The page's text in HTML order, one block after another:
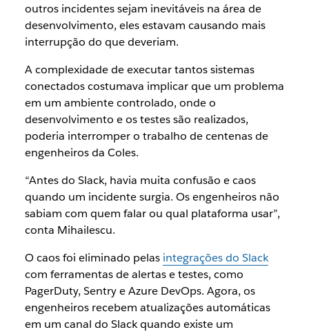
outros incidentes sejam inevitáveis na área de
desenvolvimento, eles estavam causando mais
interrupção do que deveriam.
A complexidade de executar tantos sistemas
conectados costumava implicar que um problema
em um ambiente controlado, onde o
desenvolvimento e os testes são realizados,
poderia interromper o trabalho de centenas de
engenheiros da Coles.
“Antes do Slack, havia muita confusão e caos
quando um incidente surgia. Os engenheiros não
sabiam com quem falar ou qual plataforma usar”,
conta Mihailescu.
O caos foi eliminado pelas integrações do Slack
com ferramentas de alertas e testes, como
PagerDuty, Sentry e Azure DevOps. Agora, os
engenheiros recebem atualizações automáticas
em um canal do Slack quando existe um